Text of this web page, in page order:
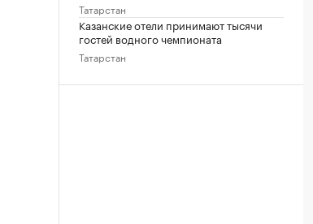
Татарстан
Казанские отели принимают тысячи
гостей водного чемпионата
Татарстан